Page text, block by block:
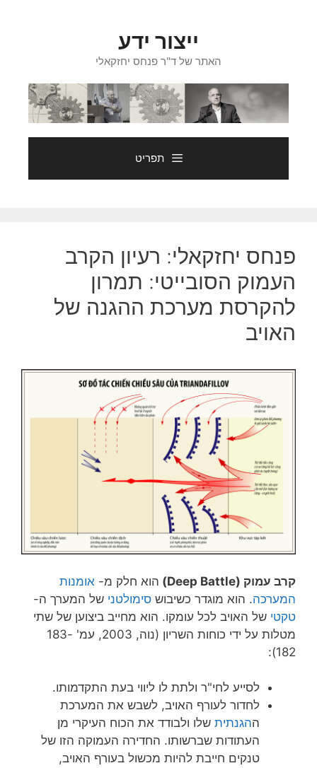
ייצור ידע
האתר של ד"ר פנחס יחזקאלי
תפריט
פנחס יחזקאלי: רעיון הקרב
העמוק הסובייטי: תמרון
להקרסת מערכת ההגנה של
האויב
קרב עמוק (Deep Battle) הוא חלק מ- אומנות
המערכה. הוא מוגדר כשיבוש סימולטני של המערך ה-
טקטי של האויב לכל עומקו. הוא מחייב ביצוען של שתי
מטלות על ידי כוחות השריון (נוה, 2003, עמ' 183-
182):
לסייע לחי"ר ולתת לו ליווי בעת התקדמותו.
לחדור לעורף האויב, לשבש את המערכת
ההגנתית שלו ולבודד את הכוח העיקרי מן
העתודות שברשותו. החדירה העמוקה הזו של
טנקים חייבת להיות מכשול בעורף האויב,